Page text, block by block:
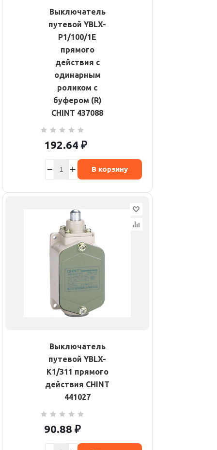
Выключатель
путевой YBLX-
P1/100/1E
прямого
действия с
одинарным
роликом с
буфером (R)
CHINT 437088
192.64 ₽
В корзину
Выключатель
путевой YBLX-
K1/311 прямого
действия CHINT
441027
90.88 ₽